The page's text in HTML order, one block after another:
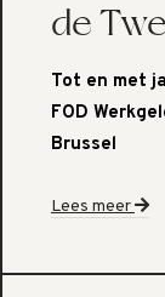
de
Tot en met
FOD
Brussel
Lees meer